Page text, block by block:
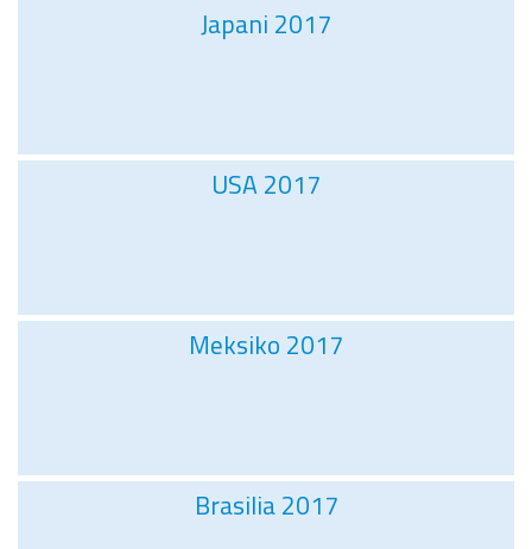
Japani 2017
USA 2017
Meksiko 2017
Brasilia 2017